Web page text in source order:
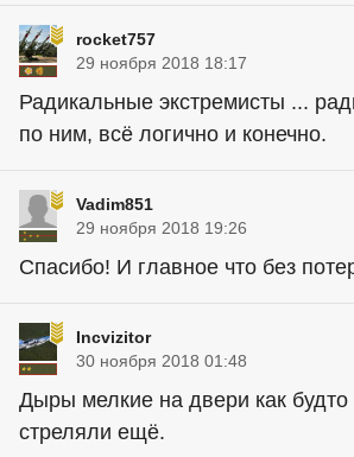
rocket757
29 ноября 2018 18:17
Радикальные экстремисты ...
по ним, всё логично и конечно.
Vadim851
29 ноября 2018 19:26
Спасибо! И главное что без
Incvizitor
30 ноября 2018 01:48
Дыры мелкие на двери как будто
стреляли ещё.